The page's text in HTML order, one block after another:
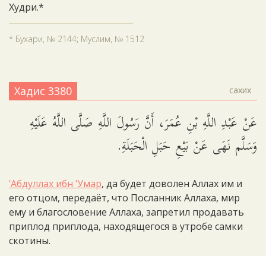
Худри.*
* Бухари, № 2144; Муслим, № 1512
Хадис 3380 сахих
عَنْ عَبْدِ اللَّهِ بْنِ عُمَرَ، أَنَّ رَسُولَ اللَّهِ صَلَّى اللَّهُ عَلَيْهِ
وَسَلَّم نَهَى عَنْ بَيْعِ حَبَلِ الْحَبَلَةِ.
‘Абдуллах ибн ‘Умар, да будет доволен Аллах им и
его отцом, передаёт, что Посланник Аллаха, мир
ему и благословение Аллаха, запретил продавать
приплод приплода, находящегося в утробе самки
скотины.